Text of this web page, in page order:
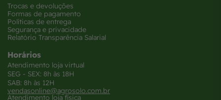
Trocas e devoluções
Formas de pagamento
Políticas de entrega
Segurança e privacidade
Relatório Transparência Salarial
Horários
Atendimento loja virtual
SEG - SEX: 8h às 18H
SAB: 8h às 12H
vendasonline@agrosolo.com.br
Atendimento loja física